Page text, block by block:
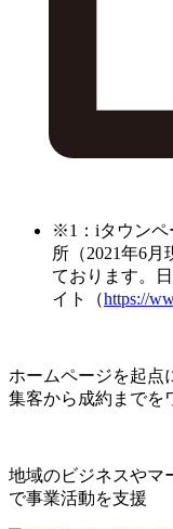
※1：iタウンペ
所（2021年6
ております。
イト（https://
ホームページを起点
集客から成約までを
地域のビジネスやマ
で事業活動を支援